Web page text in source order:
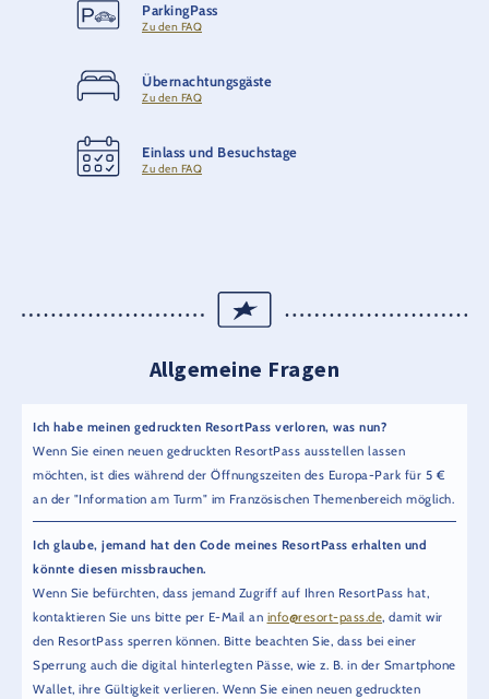
ParkingPass
Zu den FAQ
Übernachtungsgäste
Zu den FAQ
Einlass und Besuchstage
Zu den FAQ
Allgemeine Fragen
Ich habe meinen gedruckten ResortPass verloren, was nun?
Wenn Sie einen neuen gedruckten ResortPass ausstellen lassen
möchten, ist dies während der Öffnungszeiten des Europa-Park für 5 €
an der "Information am Turm" im Französischen Themenbereich möglich.
Ich glaube, jemand hat den Code meines ResortPass erhalten und
könnte diesen missbrauchen.
Wenn Sie befürchten, dass jemand Zugriff auf Ihren ResortPass hat,
kontaktieren Sie uns bitte per E-Mail an info@resort-pass.de, damit wir
den ResortPass sperren können. Bitte beachten Sie, dass bei einer
Sperrung auch die digital hinterlegten Pässe, wie z. B. in der Smartphone
Wallet, ihre Gültigkeit verlieren. Wenn Sie einen neuen gedruckten